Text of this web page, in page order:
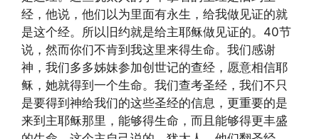
经，他说，他们以为里面有永生，给我做见证的就
是这个经。所以旧约就是给主耶稣做见证的。40节
说，然而你们不肯到我这里来得生命。我们感谢
神，我们多多姊妹参加创世记的查经，愿意相信耶
稣，她就得到一个生命。我们查考圣经，我们不只
是要得到神给我们的这些圣经的信息，更重要的是
来到主耶稣那里，能够得生命，而且能够得更丰盛